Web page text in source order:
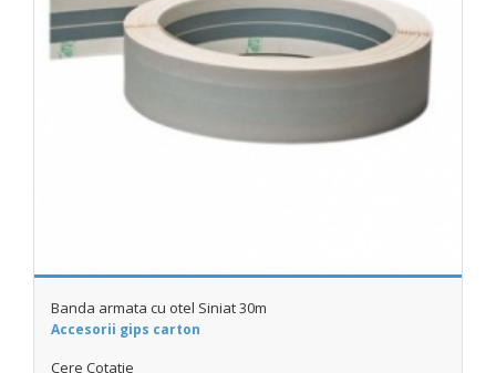
Banda armata cu otel Siniat 30m
Accesorii gips carton
Cere Cotatie